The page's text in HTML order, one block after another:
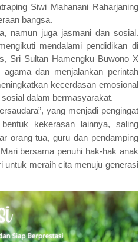
Siwi Mahanani Raharjaning
bangsa.
namun juga jasmani dan sosial.
mendalami pendidikan di
Sri Sultan Hamengku Buwono X
dan menjalankan perintah
kecerdasan emosional
dalam bermasyarakat.
yang menjadi pengingat
kekerasan lainnya, saling
orang tua, guru dan pendamping
bersama penuhi hak-hak anak
untuk meraih cita menuju generasi